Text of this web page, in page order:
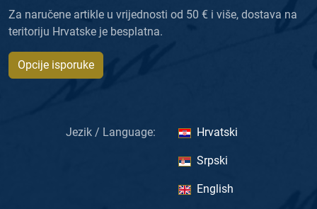
Za naručene artikle u vrijednosti od 50 € i više, dostava na
teritoriju Hrvatske je besplatna.
Opcije isporuke
Jezik / Language: Hrvatski
Srpski
English